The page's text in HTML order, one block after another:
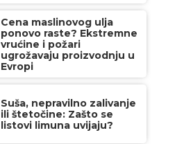
Cena maslinovog ulja
ponovo raste? Ekstremne
vrućine i požari
ugrožavaju proizvodnju u
Evropi
Suša, nepravilno zalivanje
ili štetočine: Zašto se
listovi limuna uvijaju?